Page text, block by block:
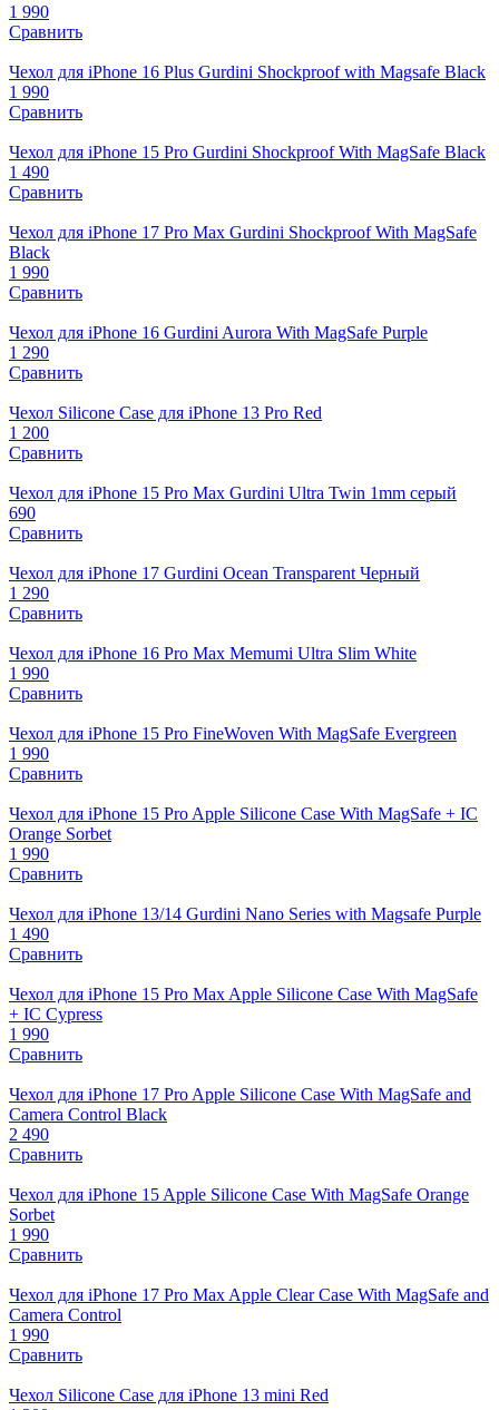
1 990
Сравнить
Чехол для iPhone 16 Plus Gurdini Shockproof with Magsafe Black
1 990
Сравнить
Чехол для iPhone 15 Pro Gurdini Shockproof With MagSafe Black
1 490
Сравнить
Чехол для iPhone 17 Pro Max Gurdini Shockproof With MagSafe
Black
1 990
Сравнить
Чехол для iPhone 16 Gurdini Aurora With MagSafe Purple
1 290
Сравнить
Чехол Silicone Case для iPhone 13 Pro Red
1 200
Сравнить
Чехол для iPhone 15 Pro Мах Gurdini Ultra Twin 1mm серый
690
Сравнить
Чехол для iPhone 17 Gurdini Ocean Transparent Черный
1 290
Сравнить
Чехол для iPhone 16 Pro Max Memumi Ultra Slim White
1 990
Сравнить
Чехол для iPhone 15 Pro FineWoven With MagSafe Evergreen
1 990
Сравнить
Чехол для iPhone 15 Pro Apple Silicone Case With MagSafe + IC
Orange Sorbet
1 990
Сравнить
Чехол для iPhone 13/14 Gurdini Nano Series with Magsafe Purple
1 490
Сравнить
Чехол для iPhone 15 Pro Max Apple Silicone Case With MagSafe
+ IC Cypress
1 990
Сравнить
Чехол для iPhone 17 Pro Apple Silicone Case With MagSafe and
Camera Control Black
2 490
Сравнить
Чехол для iPhone 15 Apple Silicone Case With MagSafe Orange
Sorbet
1 990
Сравнить
Чехол для iPhone 17 Pro Max Apple Clear Case With MagSafe and
Camera Control
1 990
Сравнить
Чехол Silicone Case для iPhone 13 mini Red